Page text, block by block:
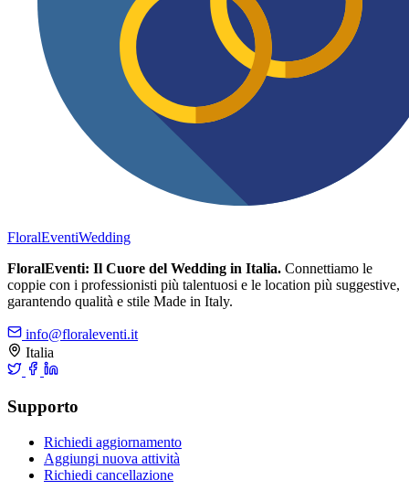
FloralEventiWedding
FloralEventi: Il Cuore del Wedding in Italia. Connettiamo le
coppie con i professionisti più talentuosi e le location più suggestive,
garantendo qualità e stile Made in Italy.
info@floraleventi.it
Italia
Supporto
Richiedi aggiornamento
Aggiungi nuova attività
Richiedi cancellazione